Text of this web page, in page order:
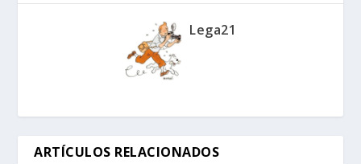
Lega21
ARTÍCULOS RELACIONADOS